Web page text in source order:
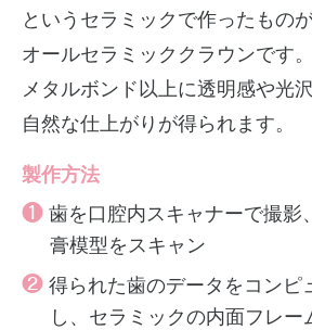
というセラミックで作ったもの
オールセラミッククラウンです。
メタルボンド以上に透明感や光
自然な仕上がりが得られます。
製作方法
❶ 歯を口腔内スキャナーで撮影
膏模型をスキャン
❷ 得られた歯のデータをコンピ
し、セラミックの内面フレー